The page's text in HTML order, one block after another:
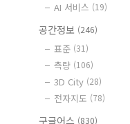
AI 서비스 (19)
공간정보 (246)
표준 (31)
측량 (106)
3D City (28)
전자지도 (78)
구글어스 (830)